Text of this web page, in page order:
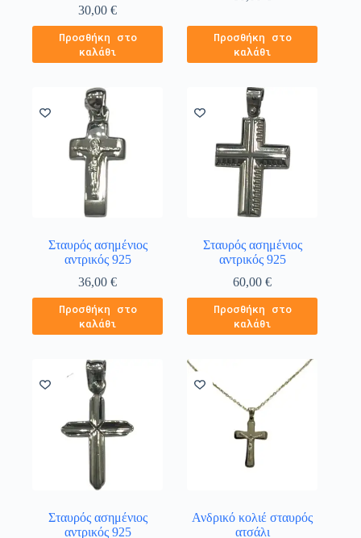
30,00€
Προσθήκη στο
καλάθι
Προσθήκη στο
καλάθι
Σταυρός ασημένιος
αντρικός 925
36,00€
Προσθήκη στο
καλάθι
Σταυρός ασημένιος
αντρικός 925
60,00€
Προσθήκη στο
καλάθι
Σταυρός ασημένιος
αντρικός 925
Ανδρικό κολιέ σταυρός
ατσάλι